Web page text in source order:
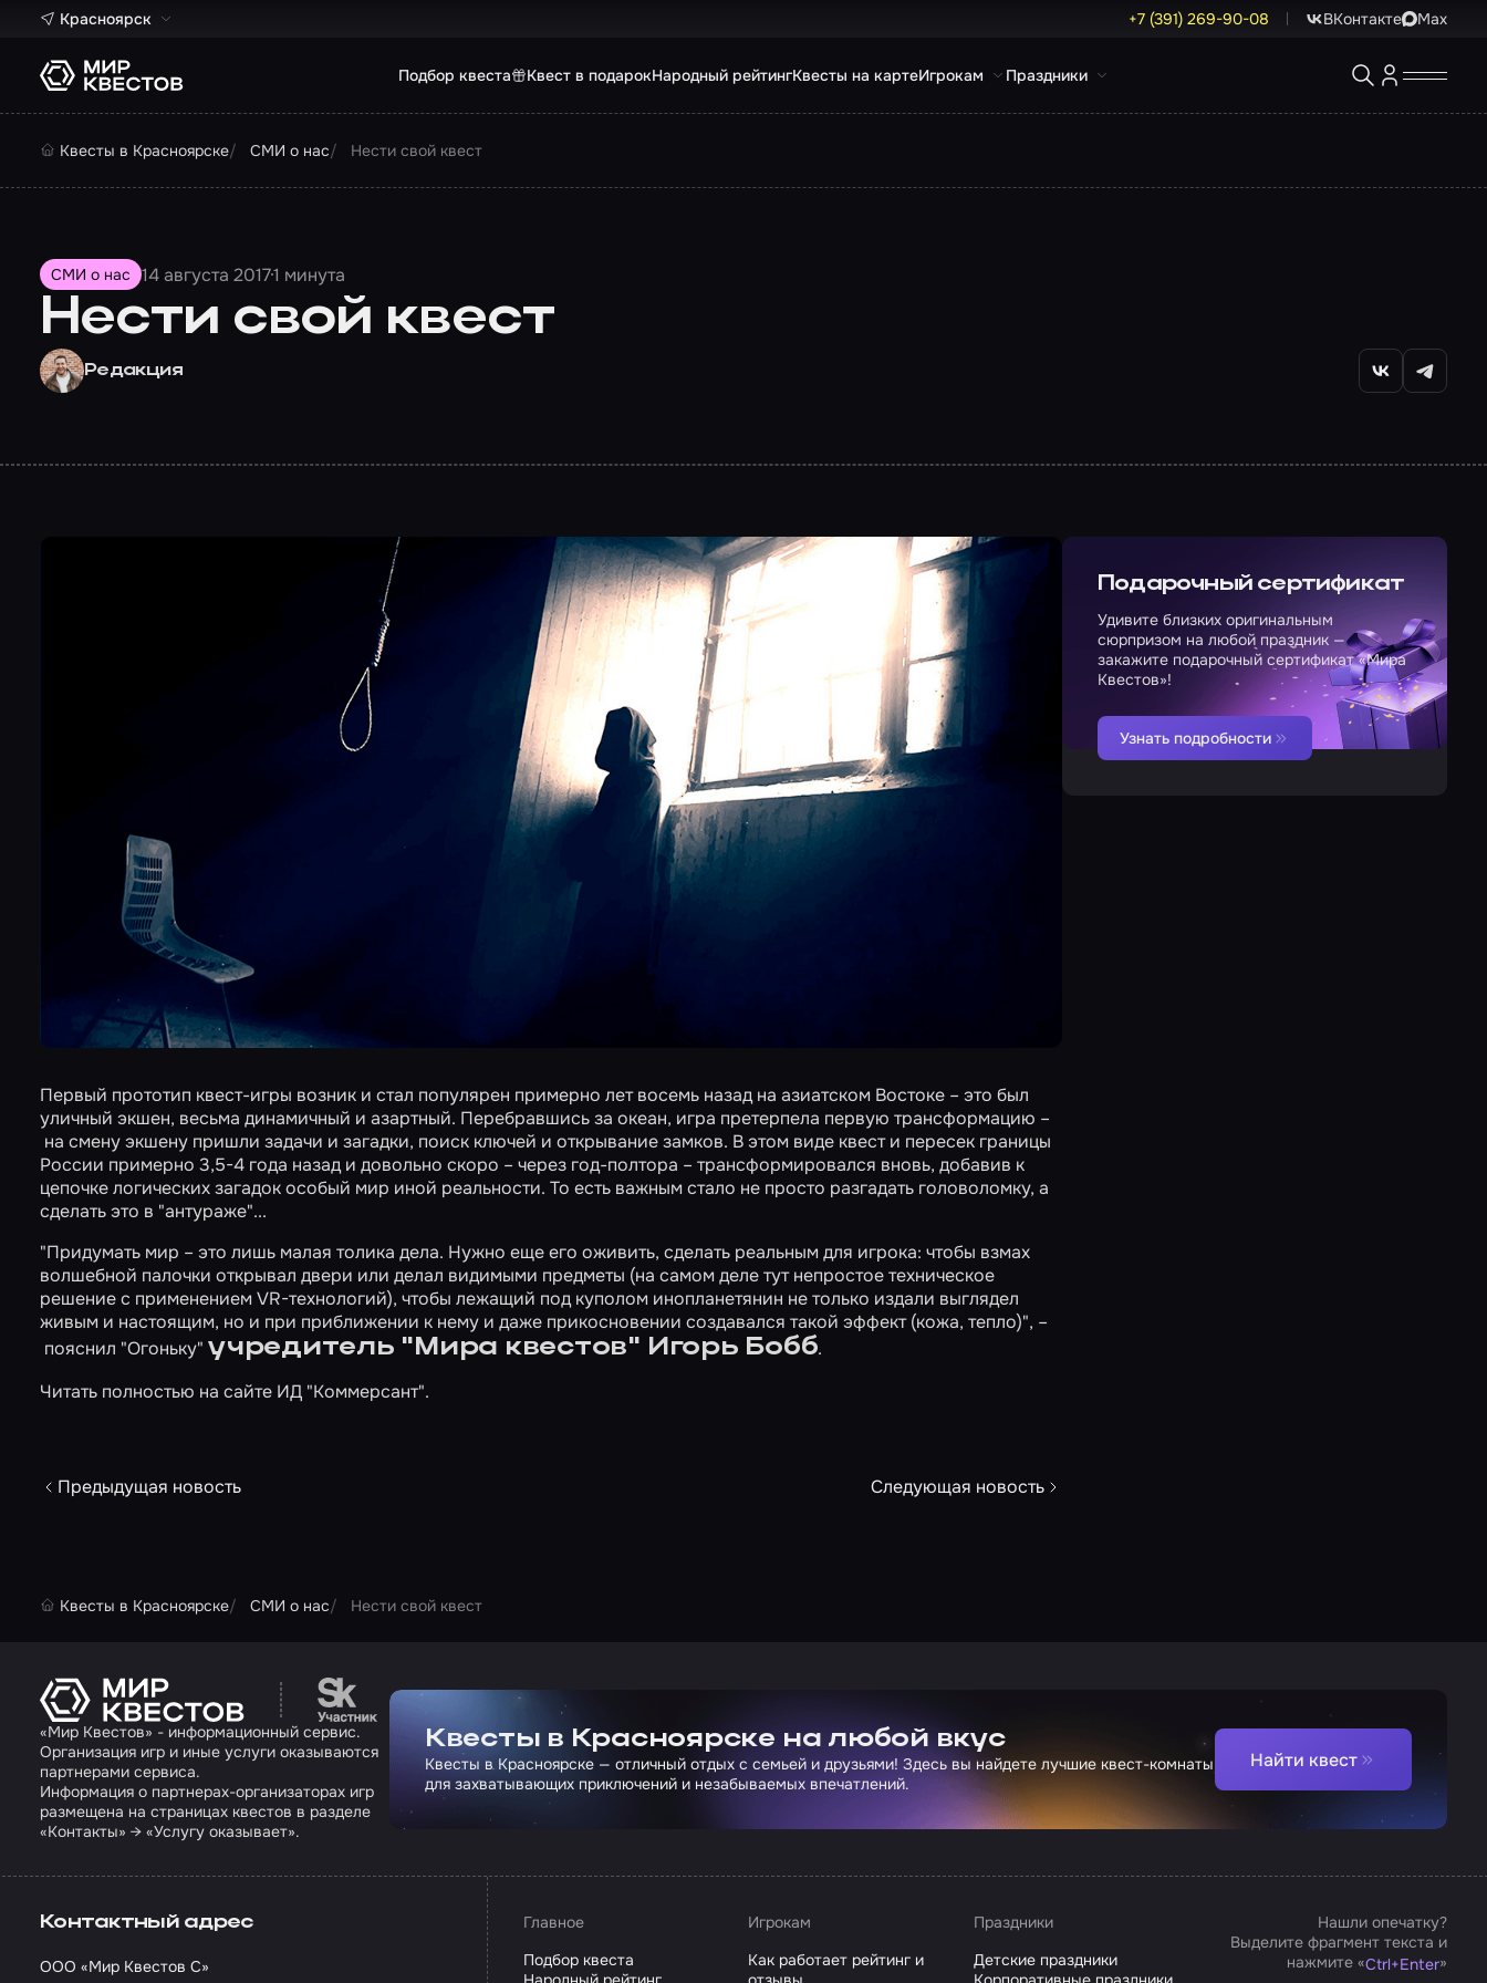
Красноярск +7 (391) 269-90-08 ВКонтакте Max
Подбор квеста Квест в подарокНародный рейтингКвесты на картеИгрокам Праздники
Квесты в Красноярске СМИ о нас Нести свой квест
СМИ о нас 14 августа 20171 минута
Нести свой квест
Редакция
Первый прототип квест-игры возник и стал популярен примерно лет восемь назад на азиатском Востоке – это был
уличный экшен, весьма динамичный и азартный. Перебравшись за океан, игра претерпела первую трансформацию –
на смену экшену пришли задачи и загадки, поиск ключей и открывание замков. В этом виде квест и пересек границы
России примерно 3,5-4 года назад и довольно скоро – через год-полтора – трансформировался вновь, добавив к
цепочке логических загадок особый мир иной реальности. То есть важным стало не просто разгадать головоломку, а
сделать это в "антураже"...
"Придумать мир – это лишь малая толика дела. Нужно еще его оживить, сделать реальным для игрока: чтобы взмах
волшебной палочки открывал двери или делал видимыми предметы (на самом деле тут непростое техническое
решение с применением VR-технологий), чтобы лежащий под куполом инопланетянин не только издали выглядел
живым и настоящим, но и при приближении к нему и даже прикосновении создавался такой эффект (кожа, тепло)", –
пояснил "Огоньку" учредитель "Мира квестов" Игорь Бобб.
Читать полностью на сайте ИД "Коммерсант".
Предыдущая новость Следующая новость
Подарочный сертификат
Удивите близких оригинальным
сюрпризом на любой праздник —
закажите подарочный сертификат «Мира
Квестов»!
Узнать подробности
Квесты в Красноярске СМИ о нас Нести свой квест
Перейти на сайт партнера Сколково
«Мир Квестов» - информационный сервис.
Организация игр и иные услуги оказываются
партнерами сервиса.
Информация о партнерах-организаторах игр
размещена на страницах квестов в разделе
«Контакты» → «Услугу оказывает».
Квесты в Красноярске на любой вкус
Квесты в Красноярске — отличный отдых с семьей и друзьями! Здесь вы найдете лучшие квест-комнаты
для захватывающих приключений и незабываемых впечатлений.
Найти квест
Контактный адрес
ООО «Мир Квестов С»
Главное
Подбор квеста
Игрокам
Как работает рейтинг и
Праздники
Детские праздники
Нашли опечатку?
Выделите фрагмент текста и
нажмите «Ctrl+Enter»